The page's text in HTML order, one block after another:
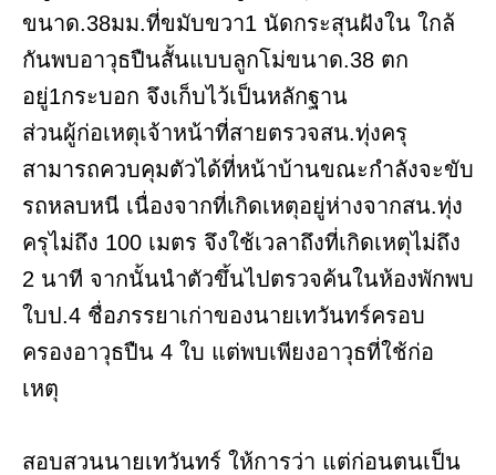
ขนาด.38มม.ที่ขมับขวา1 นัดกระสุนฝังใน ใกล้
กันพบอาวุธปืนสั้นแบบลูกโม่ขนาด.38 ตก
อยู่1กระบอก จึงเก็บไว้เป็นหลักฐาน
ส่วนผู้ก่อเหตุเจ้าหน้าที่สายตรวจสน.ทุ่งครุ
สามารถควบคุมตัวได้ที่หน้าบ้านขณะกำลังจะขับ
รถหลบหนี เนื่องจากที่เกิดเหตุอยู่ห่างจากสน.ทุ่ง
ครุไม่ถึง 100 เมตร จึงใช้เวลาถึงที่เกิดเหตุไม่ถึง
2 นาที จากนั้นนำตัวขึ้นไปตรวจค้นในห้องพักพบ
ใบป.4 ชื่อภรรยาเก่าของนายเทวันทร์ครอบ
ครองอาวุธปืน 4 ใบ แต่พบเพียงอาวุธที่ใช้ก่อ
เหตุ
สอบสวนนายเทวันทร์ ให้การว่า แต่ก่อนตนเป็น